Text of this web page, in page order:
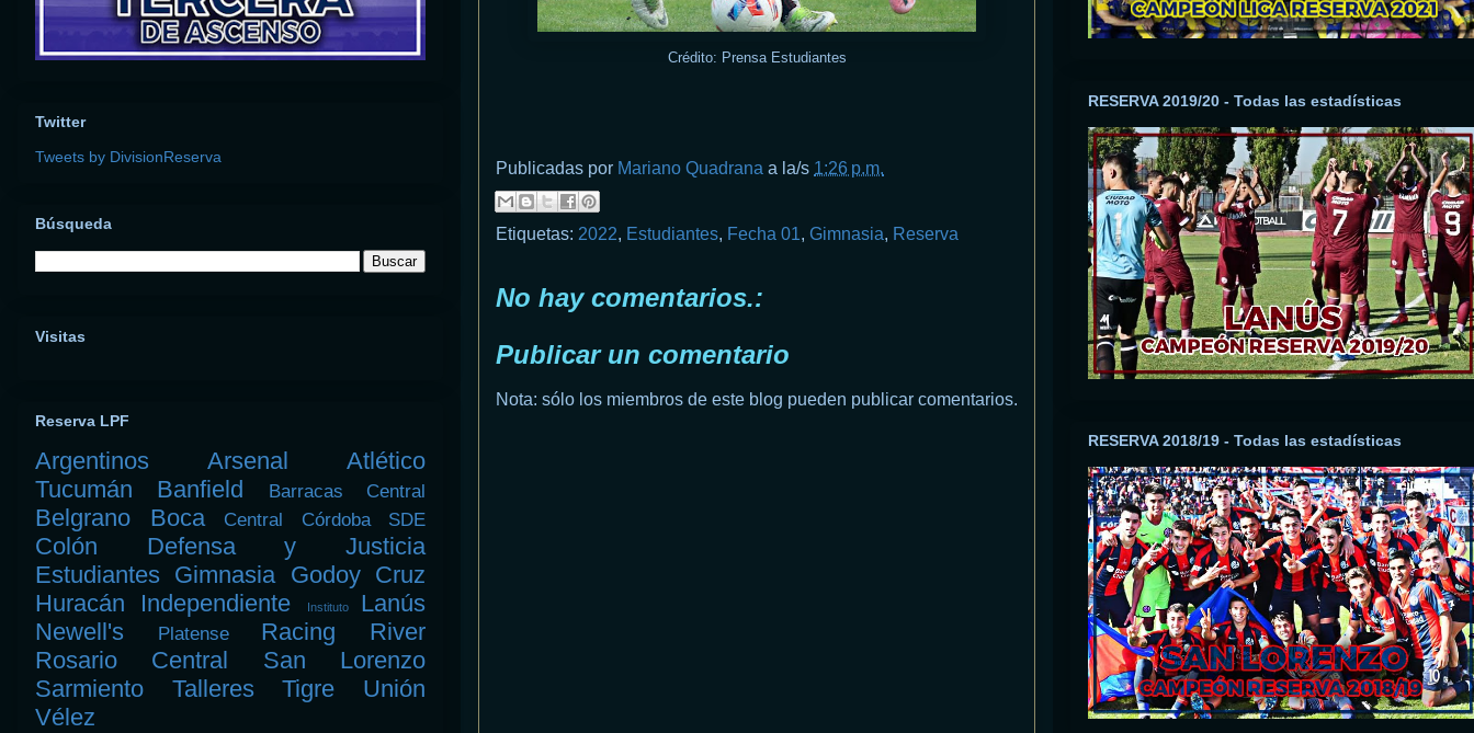
Crédito: Prensa Estudiantes
Publicadas por Mariano Quadrana a la/s 1:26 p.m.
Etiquetas: 2022, Estudiantes, Fecha 01, Gimnasia, Reserva
No hay comentarios.:
Publicar un comentario
Nota: sólo los miembros de este blog pueden publicar comentarios.
Twitter
Tweets by DivisionReserva
Búsqueda
Visitas
Reserva LPF
Argentinos Arsenal
Atlético
Tucumán
Banfield Barracas Central
Belgrano Boca Central Córdoba SDE
Colón
Defensa y Justicia
Estudiantes Gimnasia Godoy Cruz
Huracán
Independiente Instituto
Lanús
Newell's
Platense Racing
River
Rosario Central
San Lorenzo
Sarmiento
Talleres Tigre
Unión
Vélez
RESERVA 2019/20 - Todas las estadísticas
RESERVA 2018/19 - Todas las estadísticas